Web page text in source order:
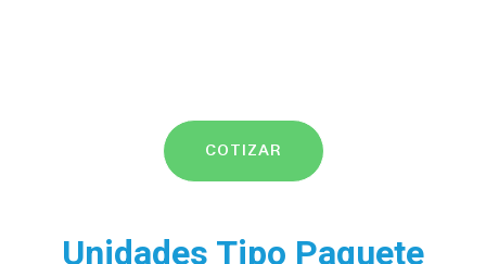
COTIZAR
Unidades Tipo Paquete